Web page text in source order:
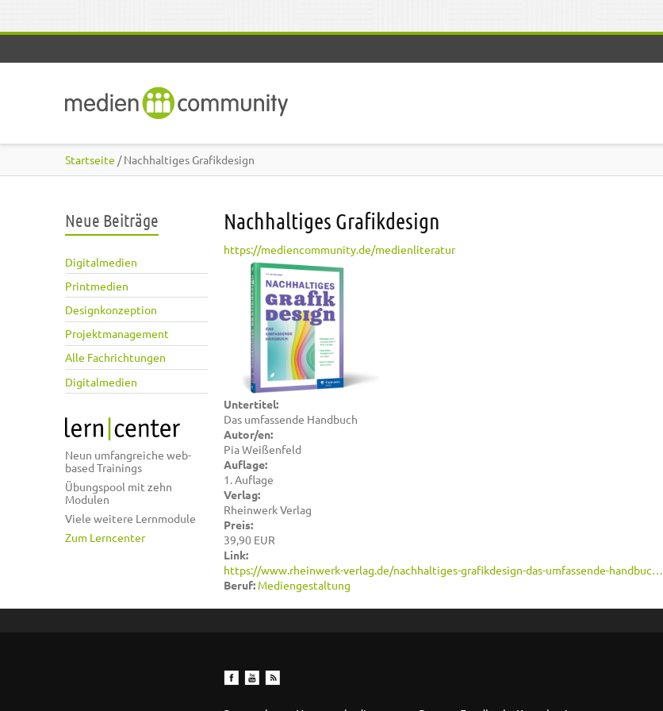
Startseite / Nachhaltiges Grafikdesign
Neue Beiträge
Digitalmedien
Printmedien
Designkonzeption
Projektmanagement
Alle Fachrichtungen
Digitalmedien
Neun umfangreiche web-
based Trainings
Übungspool mit zehn
Modulen
Viele weitere Lernmodule
Zum Lerncenter
Nachhaltiges Grafikdesign
https://mediencommunity.de/medienliteratur
Untertitel:
Das umfassende Handbuch
Autor/en:
Pia Weißenfeld
Auflage:
1. Auflage
Verlag:
Rheinwerk Verlag
Preis:
39,90 EUR
Link:
https://www.rheinwerk-verlag.de/nachhaltiges-grafikdesign-das-umfassende-handbuc…
Beruf: Mediengestaltung